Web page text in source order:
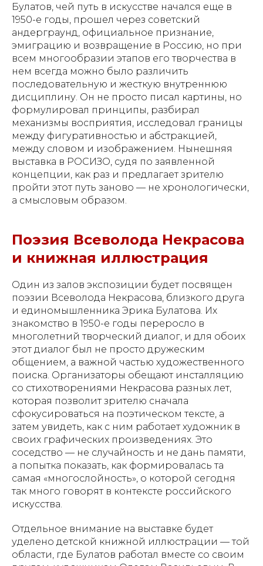
Булатов, чей путь в искусстве начался еще в
1950-е годы, прошел через советский
андерграунд, официальное признание,
эмиграцию и возвращение в Россию, но при
всем многообразии этапов его творчества в
нем всегда можно было различить
последовательную и жесткую внутреннюю
дисциплину. Он не просто писал картины, но
формулировал принципы, разбирал
механизмы восприятия, исследовал границы
между фигуративностью и абстракцией,
между словом и изображением. Нынешняя
выставка в РОСИЗО, судя по заявленной
концепции, как раз и предлагает зрителю
пройти этот путь заново — не хронологически,
а смысловым образом.
Поэзия Всеволода Некрасова
и книжная иллюстрация
Один из залов экспозиции будет посвящен
поэзии Всеволода Некрасова, близкого друга
и единомышленника Эрика Булатова. Их
знакомство в 1950-е годы переросло в
многолетний творческий диалог, и для обоих
этот диалог был не просто дружеским
общением, а важной частью художественного
поиска. Организаторы обещают инсталляцию
со стихотворениями Некрасова разных лет,
которая позволит зрителю сначала
сфокусироваться на поэтическом тексте, а
затем увидеть, как с ним работает художник в
своих графических произведениях. Это
соседство — не случайность и не дань памяти,
а попытка показать, как формировалась та
самая «многослойность», о которой сегодня
так много говорят в контексте российского
искусства.
Отдельное внимание на выставке будет
уделено детской книжной иллюстрации — той
области, где Булатов работал вместе со своим